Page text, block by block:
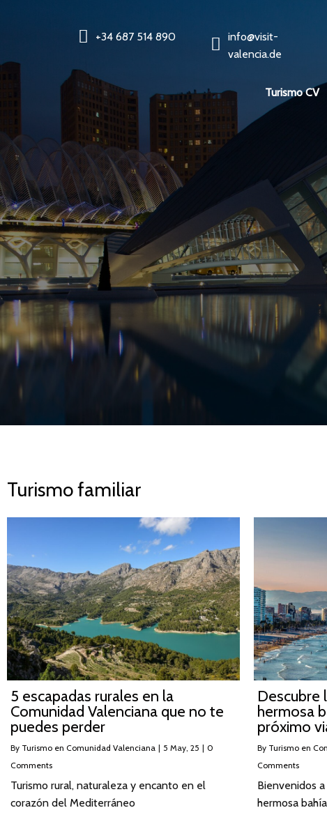
+34 687 514 890
info@visit-
valencia.de
Turismo CV
Turismo familiar
5 escapadas rurales en la
Comunidad Valenciana que no te
puedes perder
By Turismo en Comunidad Valenciana | 5 May, 25 | 0
Comments
Turismo rural, naturaleza y encanto en el
corazón del Mediterráneo
Descubre
hermosa
próximo
By Turismo en
Comments
Bienvenidos
hermosa